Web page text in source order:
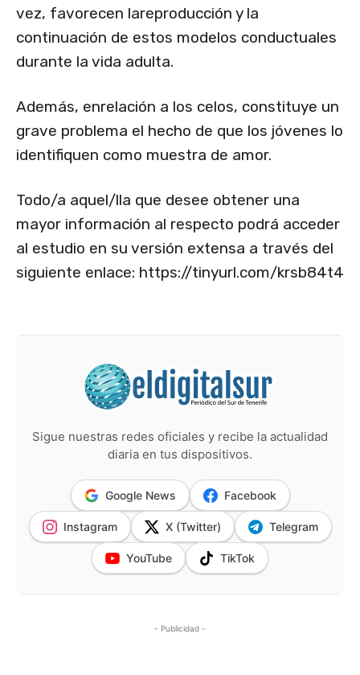
vez, favorecen lareproducción y la
continuación de estos modelos conductuales
durante la vida adulta.
Además, enrelación a los celos, constituye un
grave problema el hecho de que los jóvenes lo
identifiquen como muestra de amor.
Todo/a aquel/lla que desee obtener una
mayor información al respecto podrá acceder
al estudio en su versión extensa a través del
siguiente enlace: https://tinyurl.com/krsb84t4
Sigue nuestras redes oficiales y recibe la actualidad
diaria en tus dispositivos.
Google News Facebook
Instagram X (Twitter) Telegram
YouTube TikTok
- Publicidad -